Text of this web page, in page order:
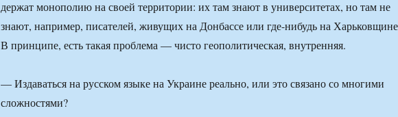
держат монополию на своей территории: их там знают в университетах, но там не
знают, например, писателей, живущих на Донбассе или где-нибудь на
В принципе, есть такая проблема — чисто геополитическая, внутренняя.
— Издаваться на русском языке на Украине реально, или это связано со многими
сложностями?